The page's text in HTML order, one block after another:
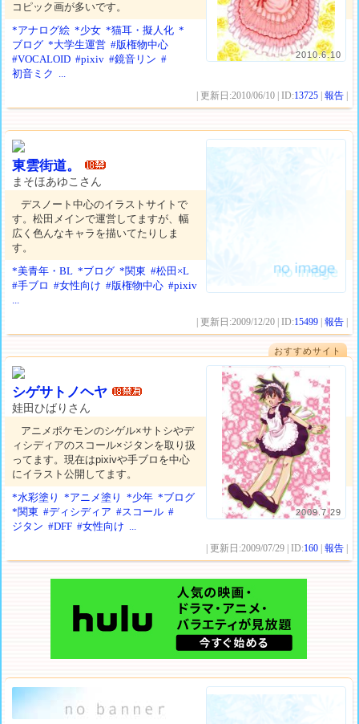
2010.6.10
コピック画が多いです。
*アナログ絵 *少女 *猫耳・擬人化 *
ブログ *大学生運営 #版権物中心
#VOCALOID #pixiv #鏡音リン #
初音ミク ...
| 更新日:2010/06/10 | ID:13725 |報告
東雲街道。
まそほあゆこさん
デスノート中心のイラストサイトで
す。松田メインで運営してますが、幅
広く色んなキャラを描いてたりしま
す。
*美青年・BL *ブログ *関東 #松田×L
#手ブロ #女性向け #版権物中心 #pixiv
...
| 更新日:2009/12/20 | ID:15499 |報告
おすすめサイト
2009.7.29
シゲサトノヘヤ
娃田ひばりさん
アニメポケモンのシゲル×サトシやデ
ィシディアのスコール×ジタンを取り扱
ってます。現在はpixivや手ブロを中心
にイラスト公開してます。
*水彩塗り
*アニメ塗り *少年 *ブログ
*関東 #ディシディア #スコール #
ジタン #DFF #女性向け ...
| 更新日:2009/07/29 | ID:160 |報告